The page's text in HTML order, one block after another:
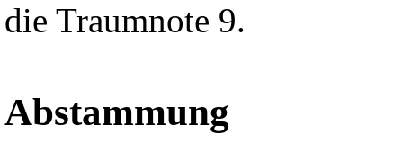
die Traumnote 9.
Abstammung